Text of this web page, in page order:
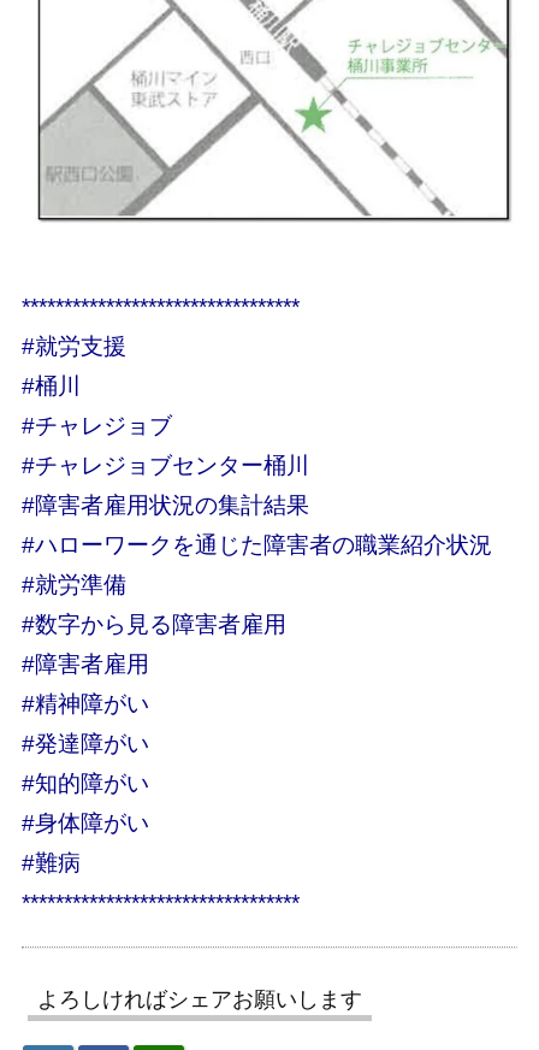
*********************************
#就労支援
#桶川
#チャレジョブ
#チャレジョブセンター桶川
#障害者雇用状況の集計結果
#ハローワークを通じた障害者の職業紹介状況
#就労準備
#数字から見る障害者雇用
#障害者雇用
#精神障がい
#発達障がい
#知的障がい
#身体障がい
#難病
*********************************
よろしければシェアお願いします